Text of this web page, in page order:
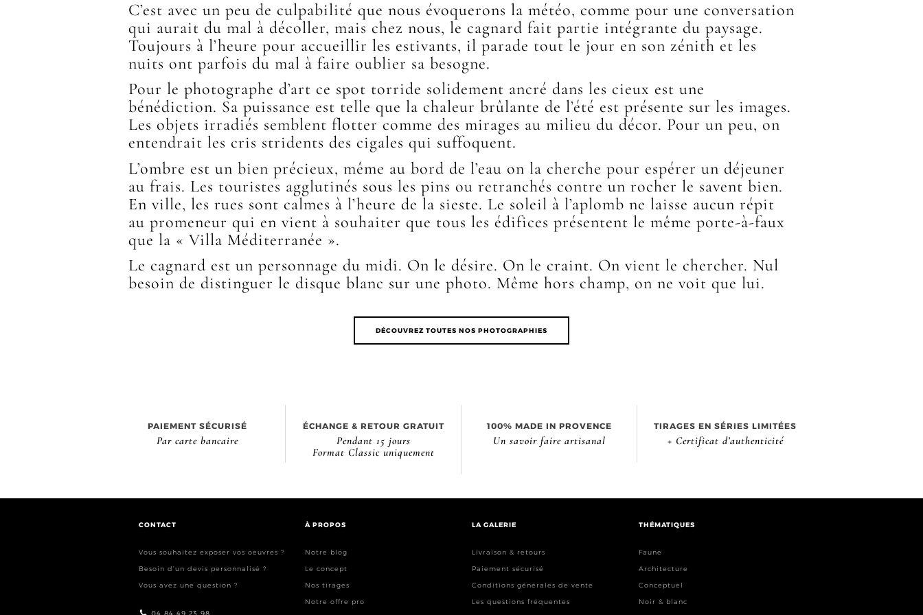
C’est avec un peu de culpabilité que nous évoquerons la météo, comme pour une conversation
qui aurait du mal à décoller, mais chez nous, le cagnard fait partie intégrante du paysage.
Toujours à l’heure pour accueillir les estivants, il parade tout le jour en son zénith et les
nuits ont parfois du mal à faire oublier sa besogne.
Pour le photographe d’art ce spot torride solidement ancré dans les cieux est une
bénédiction. Sa puissance est telle que la chaleur brûlante de l’été est présente sur les images.
Les objets irradiés semblent flotter comme des mirages au milieu du décor. Pour un peu, on
entendrait les cris stridents des cigales qui suffoquent.
L’ombre est un bien précieux, même au bord de l’eau on la cherche pour espérer un déjeuner
au frais. Les touristes agglutinés sous les pins ou retranchés contre un rocher le savent bien.
En ville, les rues sont calmes à l’heure de la sieste. Le soleil à l’aplomb ne laisse aucun répit
au promeneur qui en vient à souhaiter que tous les édifices présentent le même porte-à-faux
que la « Villa Méditerranée ».
Le cagnard est un personnage du midi. On le désire. On le craint. On vient le chercher. Nul
besoin de distinguer le disque blanc sur une photo. Même hors champ, on ne voit que lui.
DÉCOUVREZ TOUTES NOS PHOTOGRAPHIES
PAIEMENT SÉCURISÉ
Par carte bancaire
ÉCHANGE & RETOUR GRATUIT
Pendant 15 jours
Format Classic uniquement
100% MADE IN PROVENCE
Un savoir faire artisanal
TIRAGES EN SÉRIES LIMITÉES
+ Certificat d’authenticité
CONTACT
Vous souhaitez exposer vos oeuvres ?
Besoin d’un devis personnalisé ?
Vous avez une question ?
04 84 49 23 98
À PROPOS
Notre blog
Le concept
Nos tirages
Notre offre pro
LA GALERIE
Livraison & retours
Paiement sécurisé
Conditions générales de vente
Les questions fréquentes
THÉMATIQUES
Faune
Architecture
Conceptuel
Noir & blanc